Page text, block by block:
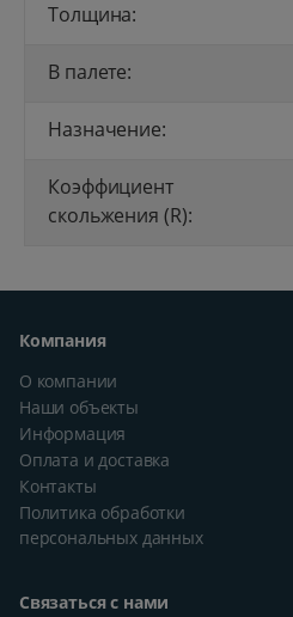
Толщина:
В палете:
Назначение:
Коэффициент
скольжения (R):
Компания
О компании
Наши объекты
Информация
Оплата и доставка
Контакты
Политика обработки
персональных данных
Связаться с нами